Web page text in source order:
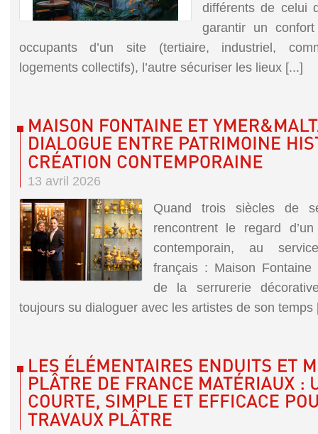
différents de celui
garantir un
occupants d’un site (tertiaire, industriel,
logements collectifs), l’autre sécuriser les lieux [...]
13 avril 2026
Quand trois siècles de
rencontrent le regard
contemporain, au
français : Maison Fontaine
de la serrurerie
toujours su dialoguer avec les artistes de son temps